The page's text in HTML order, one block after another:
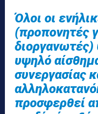
Όλοι οι
(προπονητές
υψηλό
συνεργασίας
προσφερθεί